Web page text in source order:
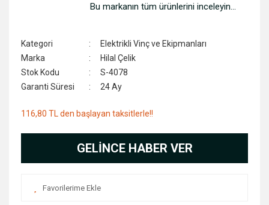
Bu markanın tüm ürünlerini inceleyin...
Kategori
Elektrikli Vinç ve Ekipmanları
Marka
Hilal Çelik
Stok Kodu
S-4078
Garanti Süresi
24 Ay
116,80 TL den başlayan taksitlerle!!
GELİNCE HABER VER